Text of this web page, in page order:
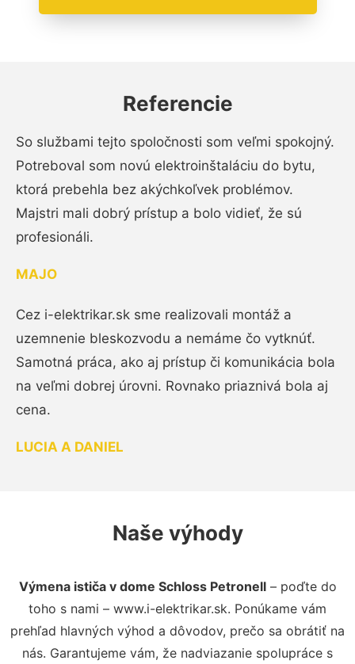
Referencie
So službami tejto spoločnosti som veľmi spokojný.
Potreboval som novú elektroinštaláciu do bytu,
ktorá prebehla bez akýchkoľvek problémov.
Majstri mali dobrý prístup a bolo vidieť, že sú
profesionáli.
MAJO
Cez i-elektrikar.sk sme realizovali montáž a
uzemnenie bleskozvodu a nemáme čo vytknúť.
Samotná práca, ako aj prístup či komunikácia bola
na veľmi dobrej úrovni. Rovnako priaznivá bola aj
cena.
LUCIA A DANIEL
Naše výhody
Výmena ističa v dome Schloss Petronell– poďte do
toho s nami – www.i-elektrikar.sk. Ponúkame vám
prehľad hlavných výhod a dôvodov, prečo sa obrátiť na
nás. Garantujeme vám, že nadviazanie spolupráce s